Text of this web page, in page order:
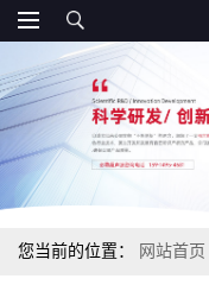
您当前的位置： 网站首页